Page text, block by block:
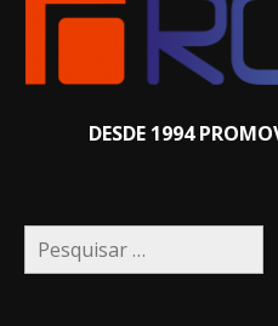
DESDE 1994
Pesquisar
por: